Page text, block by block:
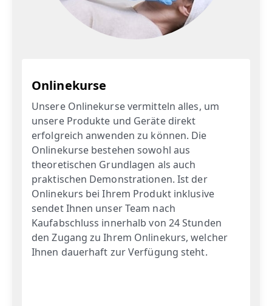
Onlinekurse
Unsere Onlinekurse vermitteln alles, um
unsere Produkte und Geräte direkt
erfolgreich anwenden zu können. Die
Onlinekurse bestehen sowohl aus
theoretischen Grundlagen als auch
praktischen Demonstrationen. Ist der
Onlinekurs bei Ihrem Produkt inklusive
sendet Ihnen unser Team nach
Kaufabschluss innerhalb von 24 Stunden
den Zugang zu Ihrem Onlinekurs, welcher
Ihnen dauerhaft zur Verfügung steht.